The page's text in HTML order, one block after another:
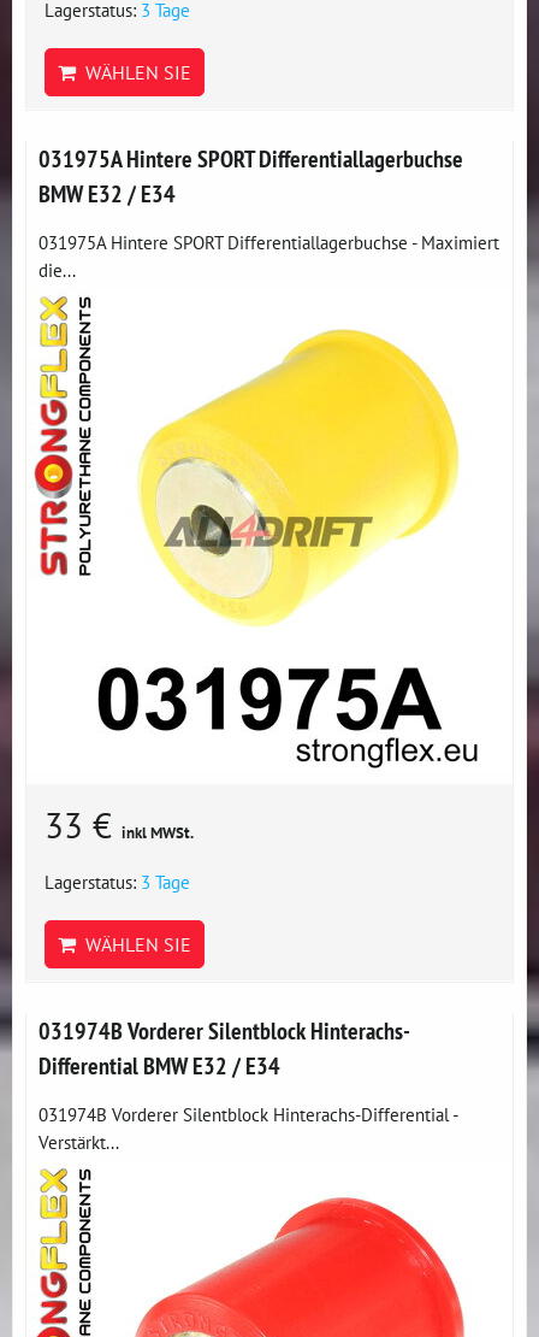
Lagerstatus: 3 Tage
WÄHLEN SIE
031975A Hintere SPORT Differentiallagerbuchse
BMW E32 / E34
031975A Hintere SPORT Differentiallagerbuchse - Maximiert
die...
33 € inkl MWSt.
Lagerstatus: 3 Tage
WÄHLEN SIE
031974B Vorderer Silentblock Hinterachs-
Differential BMW E32 / E34
031974B Vorderer Silentblock Hinterachs-Differential -
Verstärkt...